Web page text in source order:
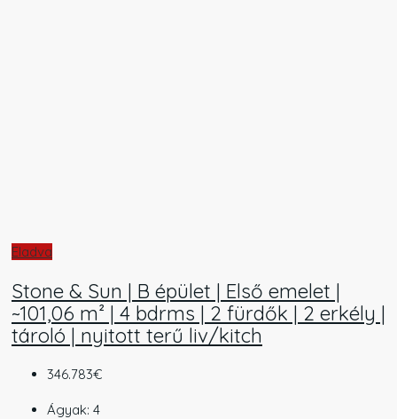
Eladva
Stone & Sun | B épület | Első emelet |
~101,06 m² | 4 bdrms | 2 fürdők | 2 erkély |
tároló | nyitott terű liv/kitch
346.783€
Ágyak: 4